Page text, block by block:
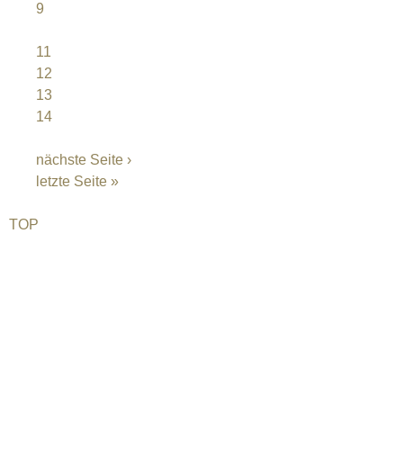
9
11
12
13
14
nächste Seite ›
letzte Seite »
TOP